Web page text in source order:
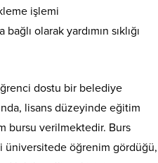
işlemi
olarak yardımın sıklığı
dostu bir belediye
lisans düzeyinde eğitim
bursu verilmektedir. Burs
üniversitede öğrenim gördüğü,